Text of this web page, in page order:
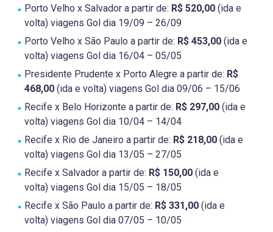
Porto Velho x Salvador a partir de: R$ 520,00 (ida e
volta) viagens Gol dia 19/09 – 26/09
Porto Velho x São Paulo a partir de: R$ 453,00 (ida e
volta) viagens Gol dia 16/04 – 05/05
Presidente Prudente x Porto Alegre a partir de: R$
468,00 (ida e volta) viagens Gol dia 09/06 – 15/06
Recife x Belo Horizonte a partir de: R$ 297,00 (ida e
volta) viagens Gol dia 10/04 – 14/04
Recife x Rio de Janeiro a partir de: R$ 218,00 (ida e
volta) viagens Gol dia 13/05 – 27/05
Recife x Salvador a partir de: R$ 150,00 (ida e
volta) viagens Gol dia 15/05 – 18/05
Recife x São Paulo a partir de: R$ 331,00 (ida e
volta) viagens Gol dia 07/05 – 10/05